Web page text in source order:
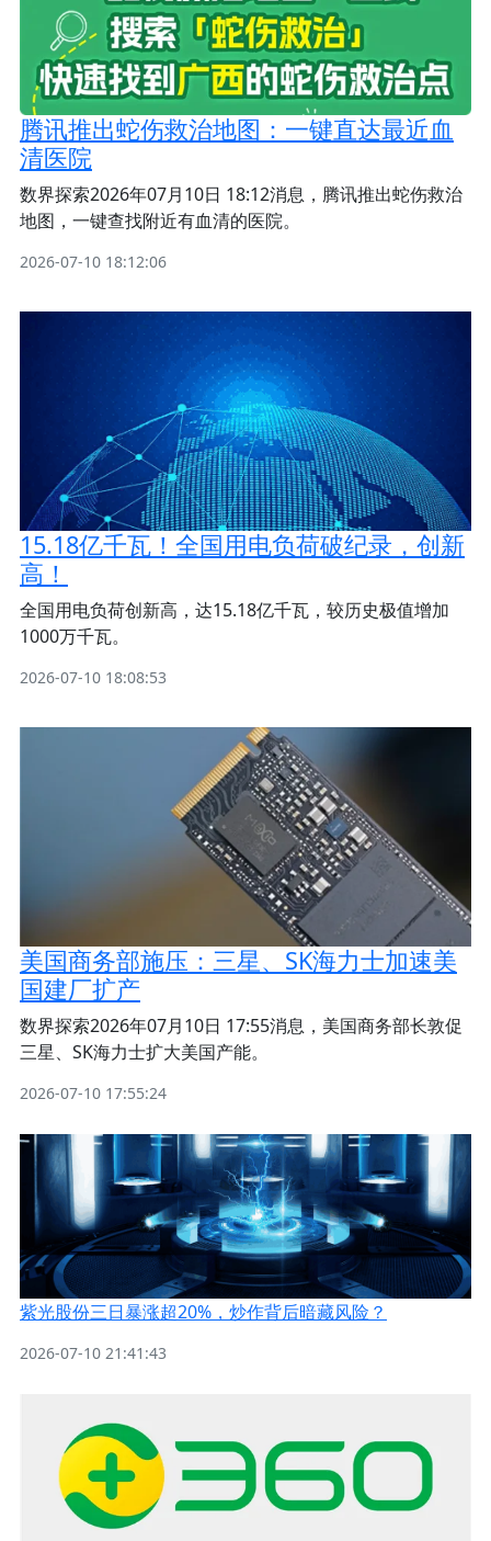
腾讯推出蛇伤救治地图：一键直达最近血
清医院
数界探索2026年07月10日 18:12消息，腾讯推出蛇伤救治
地图，一键查找附近有血清的医院。
2026-07-10 18:12:06
15.18亿千瓦！全国用电负荷破纪录，创新
高！
全国用电负荷创新高，达15.18亿千瓦，较历史极值增加
1000万千瓦。
2026-07-10 18:08:53
美国商务部施压：三星、SK海力士加速美
国建厂扩产
数界探索2026年07月10日 17:55消息，美国商务部长敦促
三星、SK海力士扩大美国产能。
2026-07-10 17:55:24
紫光股份三日暴涨超20%，炒作背后暗藏风险？
2026-07-10 21:41:43